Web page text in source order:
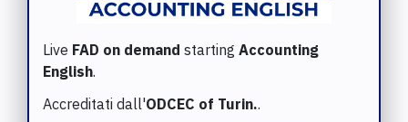
Live FAD on demand starting Accounting
English.
Accreditati dall'ODCEC of Turin..